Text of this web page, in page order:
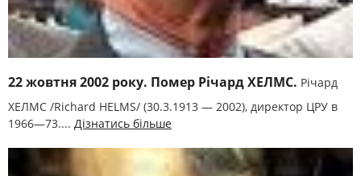
22 жовтня 2002 року. Помер Річард ХЕЛМС. Річард
ХЕЛМС /Richard HELMS/ (30.3.1913 — 2002), директор ЦРУ в
1966—73.... Дізнатись більше